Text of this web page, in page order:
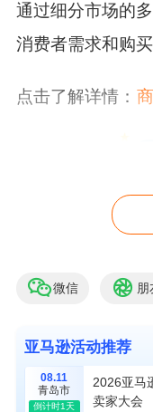
通过细分市场的
消费者需求和购
点击了解详情：
提供日本站高潜
宽。
点击了解详情：
微信 朋
亚马逊活动推荐
08.11
青岛市
倒计时1天
2026亚马
卖家大会